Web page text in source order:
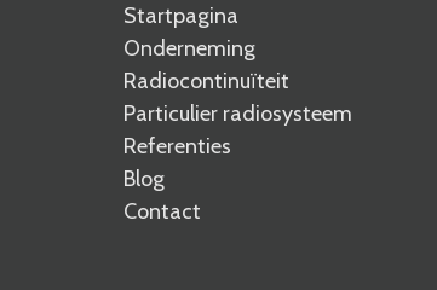
Startpagina
Onderneming
Radiocontinuïteit
Particulier radiosysteem
Referenties
Blog
Contact